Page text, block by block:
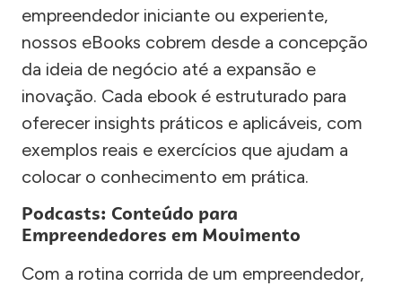
empreendedor iniciante ou experiente,
nossos eBooks cobrem desde a concepção
da ideia de negócio até a expansão e
inovação. Cada ebook é estruturado para
oferecer insights práticos e aplicáveis, com
exemplos reais e exercícios que ajudam a
colocar o conhecimento em prática.
Podcasts: Conteúdo para
Empreendedores em Movimento
Com a rotina corrida de um empreendedor,